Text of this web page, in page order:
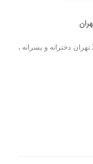
میتوانید کامل ترین لیست بهترین مدارس منطقه 2 تهران دخترانه و پسرانه ،